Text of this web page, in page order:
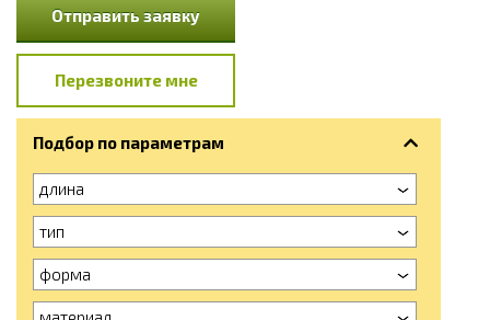
Отправить заявку
Перезвоните мне
Подбор по параметрам
длина
тип
форма